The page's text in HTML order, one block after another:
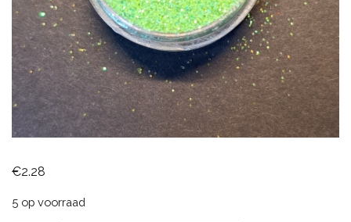
€2.28
5 op voorraad